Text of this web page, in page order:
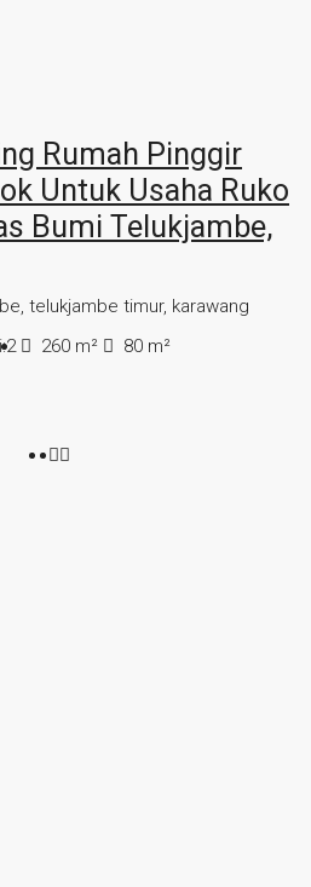
Rumah Pinggir
Untuk Usaha Ruko
Bumi Telukjambe,
telukjambe timur, karawang
2 260 m² 80 m²